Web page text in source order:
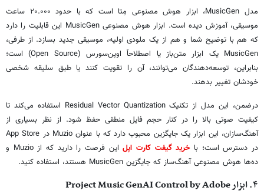
مدل MusicGen، ابزار هوش مصنوعی مِتا است که با حدود ۲۰.۰۰۰ ساعت
موسیقی، آموزش دیده است. ابزار هوش مصنوعی MusicGen این قابلیت را دارد
که هم با توضیح شما و هم از یک ملودی اولیه، موسیقی جدید بسازد. از طرفی،
MusicGen یک ابزار متن‌باز یا اصطلاحاً اوپن‌سورس (Open Source) است؛
بنابراین، توسعه‌دهندگان می‌توانند، آن را تقویت کنند یا طبق سلیقه شخصی
خودشان تغییر بدهند.
درضمن، این مدل از تکنیک Residual Vector Quantization استفاده می‌کند تا
کیفیت صوتی بالا را در کنار حجم فایل منطقی حفظ شود. از نظر بسیاری از
آهنگ‌سازان، این ابزار یک جایگزین محبوب دارد که با عنوان Muzio در App Store
در دسترس است؛ با خرید گیفت کارت اپل
این فرصت را دارید که از Muzio و
ده‌ها هوش مصنوعی آهنگ‌ساز که جایگزین MusicGen هستند، استفاده کنید.
۴. ابزار Project Music GenAI Control by Adobe